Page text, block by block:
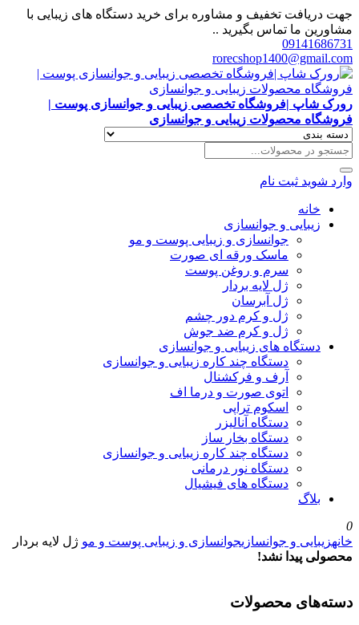
جهت دریافت تخفیف و مشاوره برای خرید دستگاه های زیبایی با
مشاورین ما تماس بگیرید ..
09141686731
rorecshop1400@gmail.com
رورک شاپ |فروشگاه تخصصی زیبایی و جوانسازی پوست |
فروشگاه محصولات زیبایی و جوانسازی
وارد شوید ثبت نام
خانه
زیبایی و جوانسازی
جوانسازی و زیبایی پوست و مو
ماسک ورقه ای صورت
سرم و روغن پوست
ژل لایه بردار
ژل آبرسان
ژل و کرم دور چشم
ژل و کرم ضد جوش
دستگاه های زیبایی و جوانسازی
دستگاه چند کاره زیبایی و جوانسازی
آرف و فرکشنال
اتوی صورت و درما اف
اسکوم تراپی
دستگاه آنالیزر
دستگاه بخار ساز
دستگاه چند کاره زیبایی و جوانسازی
دستگاه نور درمانی
دستگاه های فیشیال
بلاگ
0
خانهزیبایی و جوانسازیجوانسازی و زیبایی پوست و مو ژل لایه بردار
محصولی پیدا نشد!
دسته‌های محصولات